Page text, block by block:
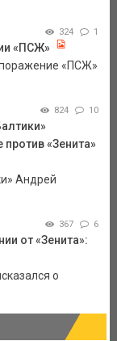
324 1
«ПСЖ»
поражение «ПСЖ»
824 10
«Зенита»
Андрей
367 6
от «Зенита»:
о